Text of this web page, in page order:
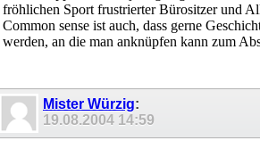
fröhlichen Sport frustrierter Bürositzer und
Common sense ist auch, dass gerne
werden, an die man anknüpfen kann zum
Mister Würzig:
19.08.2004 14:59